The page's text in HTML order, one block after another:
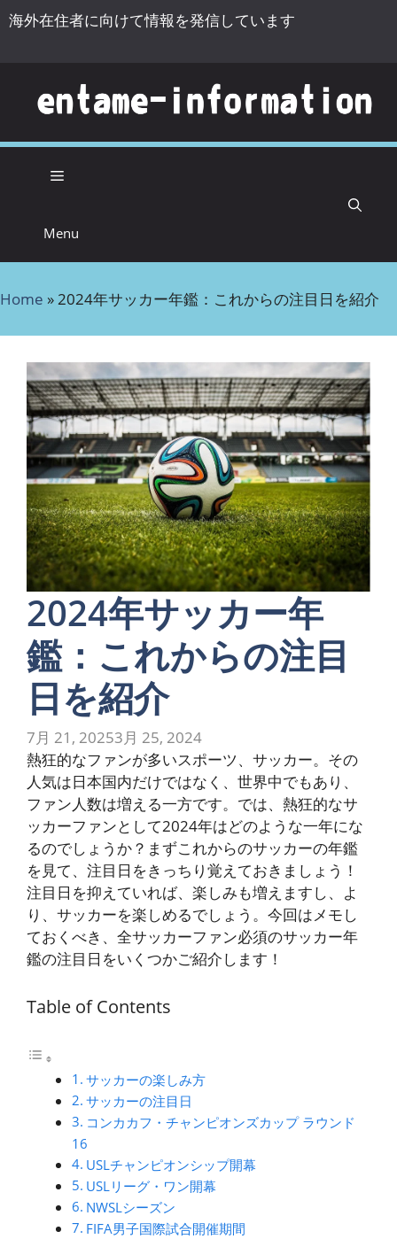
コンテンツへスキップ
海外在住者に向けて情報を発信しています
Menu
Home »2024年サッカー年鑑：これからの注目日を紹介
2024年サッカー年
鑑：これからの注目
日を紹介
7月 21, 20253月 25, 2024
熱狂的なファンが多いスポーツ、サッカー。その
人気は日本国内だけではなく、世界中でもあり、
ファン人数は増える一方です。では、熱狂的なサ
ッカーファンとして2024年はどのような一年にな
るのでしょうか？まずこれからのサッカーの年鑑
を見て、注目日をきっちり覚えておきましょう！
注目日を抑えていれば、楽しみも増えますし、よ
り、サッカーを楽しめるでしょう。今回はメモし
ておくべき、全サッカーファン必須のサッカー年
鑑の注目日をいくつかご紹介します！
Table of Contents
サッカーの楽しみ方
サッカーの注目日
コンカカフ・チャンピオンズカップ ラウンド
16
USLチャンピオンシップ開幕
USLリーグ・ワン開幕
NWSLシーズン
FIFA男子国際試合開催期間